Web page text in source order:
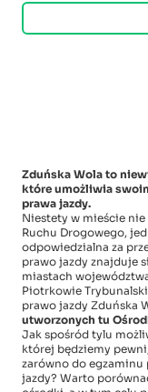
Zduńska Wola to
które umożliwia
prawa jazdy.
Niestety w mieście
Ruchu Drogowego,
odpowiedzialna za
prawo jazdy znajduje
miastach
Piotrkowie
prawo jazdy Zduńska
utworzonych tu
Jak spośród tylu
której będziemy
zarówno do egzaminu
jazdy? Warto